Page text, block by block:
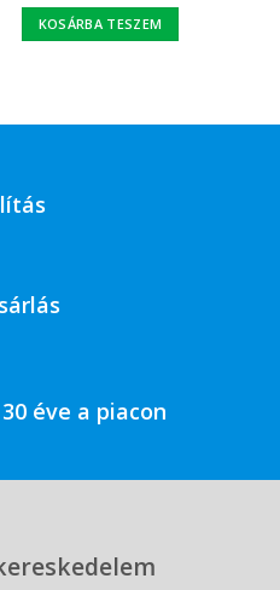
KOSÁRBA TESZEM
éve a piacon